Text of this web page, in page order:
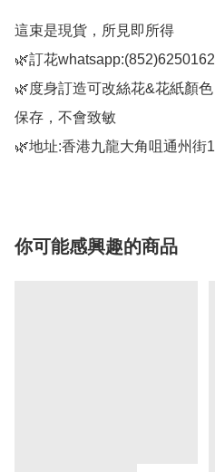
這束是現貨，所見即所得
🌿訂花
🌿度身訂造可改絲花&花紙顏
保存，不會致敏
你可能感興趣的商品